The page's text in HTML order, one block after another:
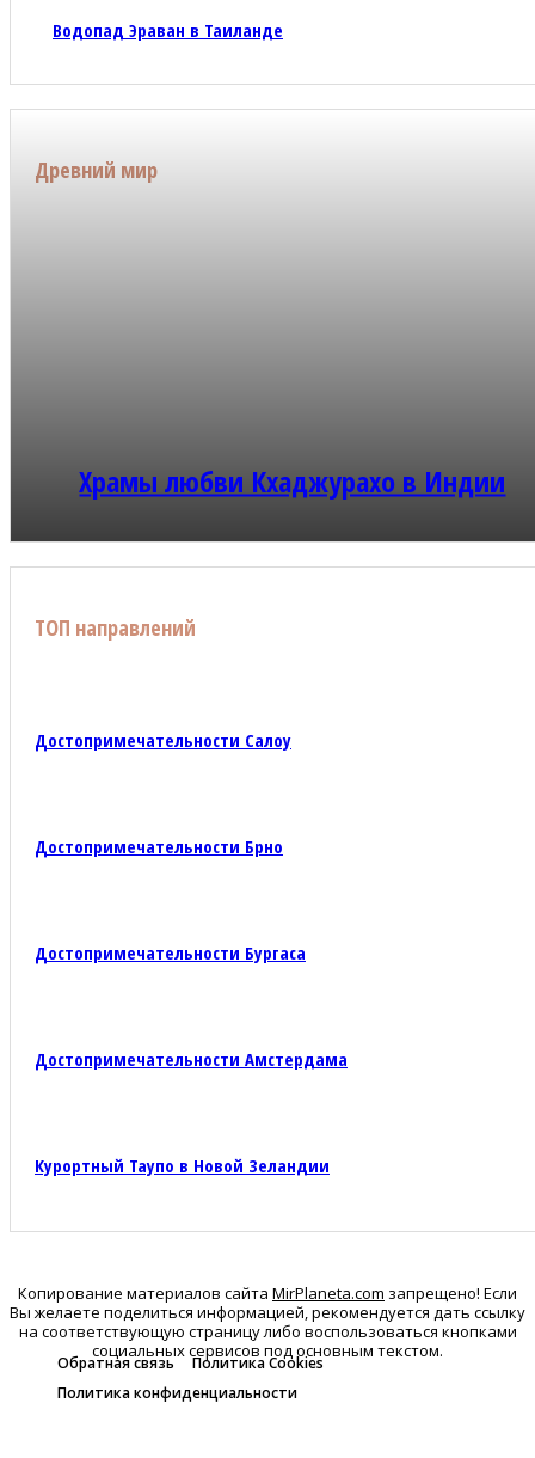
Водопад Эраван в Таиланде
Древний мир
Храмы любви Кхаджурахо в Индии
ТОП направлений
Достопримечательности Салоу
Достопримечательности Брно
Достопримечательности Бургаса
Достопримечательности Амстердама
Курортный Таупо в Новой Зеландии
Копирование материалов сайта MirPlaneta.com запрещено! Если
Вы желаете поделиться информацией, рекомендуется дать ссылку
на соответствующую страницу либо воспользоваться кнопками
социальных сервисов под основным текстом.
Обратная связь
Политика Cookies
Политика конфиденциальности